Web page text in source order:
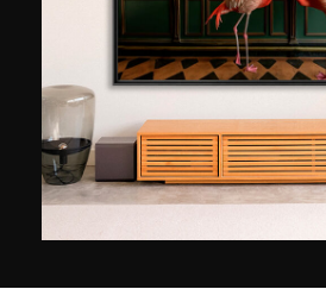
ont, depuis 2014, couronné le
plusieurs reprises lors de
photographie internationaux
du Prix de la Photographie de
Moscow International Foto
l’International Photography